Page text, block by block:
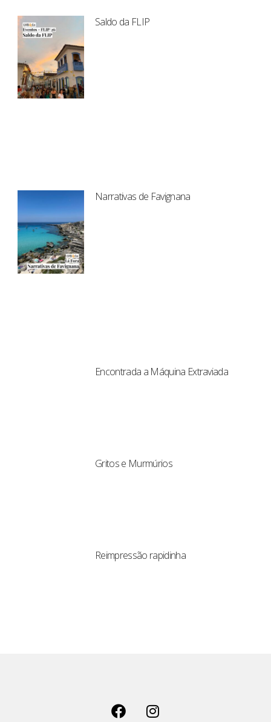
Saldo da FLIP
Narrativas de Favignana
Encontrada a Máquina Extraviada
Gritos e Murmúrios
Reimpressão rapidinha